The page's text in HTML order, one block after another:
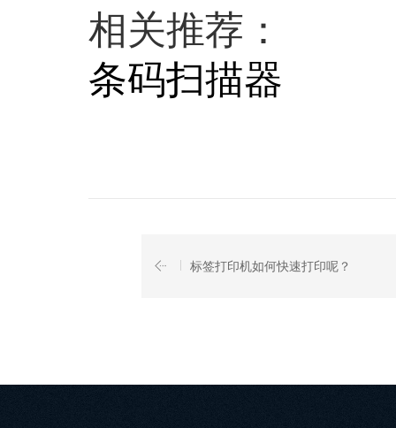
相关推荐：
条码扫描器
标签打印机如何快速打印呢？